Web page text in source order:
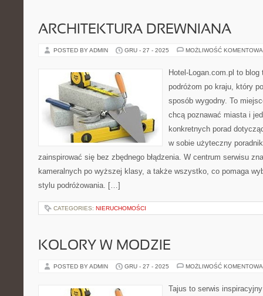
ARCHITEKTURA DREWNIANA
POSTED BY ADMIN GRU - 27 - 2025 MOŻLIWOŚĆ
Hotel-Logan.com.pl to
podróżom po kraju, który
sposób wygodny. To
chcą poznawać miasta i
konkretnych porad
w sobie użyteczny
zainspirować się bez zbędnego błądzenia. W centrum serwisu
kameralnych po wyższej klasy, a także wszystko, co pomaga
stylu podróżowania. […]
CATEGORIES: NIERUCHOMOŚCI
KOLORY W MODZIE
POSTED BY ADMIN GRU - 27 - 2025 MOŻLIWOŚĆ
Tajus to serwis